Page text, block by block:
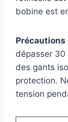
bobine est
Précautions
dépasser
des gants
protection.
tension